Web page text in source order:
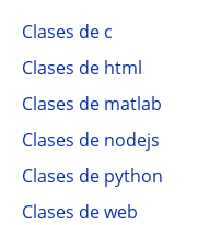
Clases de c
Clases de html
Clases de matlab
Clases de nodejs
Clases de python
Clases de web